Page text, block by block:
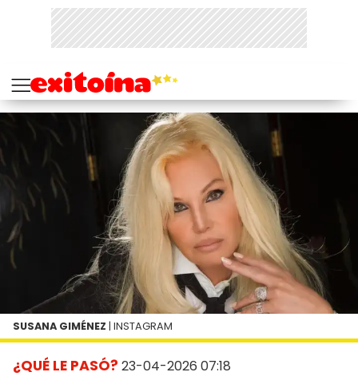
¿QUÉ LE PASÓ? 23-04-2026 07:18
SUSANA GIMÉNEZ | INSTAGRAM